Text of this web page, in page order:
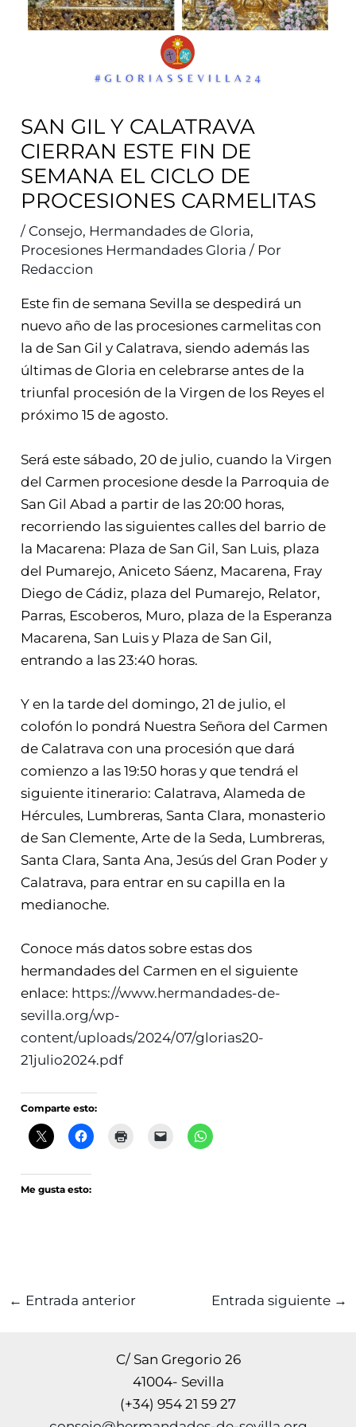
SAN GIL Y CALATRAVA
CIERRAN ESTE FIN DE
SEMANA EL CICLO DE
PROCESIONES CARMELITAS
/ Consejo, Hermandades de Gloria,
Procesiones Hermandades Gloria / Por
Redaccion
Este fin de semana Sevilla se despedirá un
nuevo año de las procesiones carmelitas con
la de San Gil y Calatrava, siendo además las
últimas de Gloria en celebrarse antes de la
triunfal procesión de la Virgen de los Reyes el
próximo 15 de agosto.
Será este sábado, 20 de julio, cuando la Virgen
del Carmen procesione desde la Parroquia de
San Gil Abad a partir de las 20:00 horas,
recorriendo las siguientes calles del barrio de
la Macarena: Plaza de San Gil, San Luis, plaza
del Pumarejo, Aniceto Sáenz, Macarena, Fray
Diego de Cádiz, plaza del Pumarejo, Relator,
Parras, Escoberos, Muro, plaza de la Esperanza
Macarena, San Luis y Plaza de San Gil,
entrando a las 23:40 horas.
Y en la tarde del domingo, 21 de julio, el
colofón lo pondrá Nuestra Señora del Carmen
de Calatrava con una procesión que dará
comienzo a las 19:50 horas y que tendrá el
siguiente itinerario: Calatrava, Alameda de
Hércules, Lumbreras, Santa Clara, monasterio
de San Clemente, Arte de la Seda, Lumbreras,
Santa Clara, Santa Ana, Jesús del Gran Poder y
Calatrava, para entrar en su capilla en la
medianoche.
Conoce más datos sobre estas dos
hermandades del Carmen en el siguiente
enlace: https://www.hermandades-de-
sevilla.org/wp-
content/uploads/2024/07/glorias20-
21julio2024.pdf
Comparte esto:
Me gusta esto:
← Entrada anterior Entrada siguiente →
C/ San Gregorio 26
41004- Sevilla
(+34) 954 21 59 27